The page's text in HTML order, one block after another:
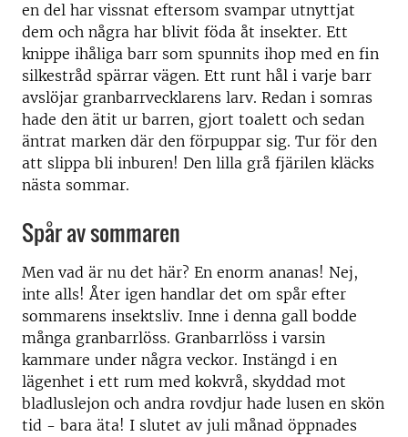
en del har vissnat eftersom svampar utnyttjat
dem och några har blivit föda åt insekter. Ett
knippe ihåliga barr som spunnits ihop med en fin
silkestråd spärrar vägen. Ett runt hål i varje barr
avslöjar granbarrvecklarens larv. Redan i somras
hade den ätit ur barren, gjort toalett och sedan
äntrat marken där den förpuppar sig. Tur för den
att slippa bli inburen! Den lilla grå fjärilen kläcks
nästa sommar.
Spår av sommaren
Men vad är nu det här? En enorm ananas! Nej,
inte alls! Åter igen handlar det om spår efter
sommarens insektsliv. Inne i denna gall bodde
många granbarrlöss. Granbarrlöss i varsin
kammare under några veckor. Instängd i en
lägenhet i ett rum med kokvrå, skyddad mot
bladluslejon och andra rovdjur hade lusen en skön
tid - bara äta! I slutet av juli månad öppnades